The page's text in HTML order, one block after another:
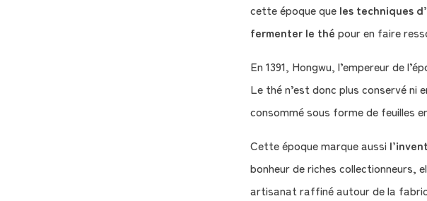
cette époque que les techniques
fermenter le thé pour en faire
En 1391, Hongwu, l’empereur de
Le thé n’est donc plus conservé ni
consommé sous forme de feuilles
Cette époque marque aussi
bonheur de riches collectionneurs,
artisanat raffiné autour de la